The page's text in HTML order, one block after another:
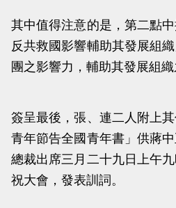
其中值得注意的是，第二點
反共救國影響輔助其發展組
團之影響力，輔助其發展組織
簽呈最後，張、連二人附上
青年節告全國青年書」供蔣
總裁出席三月二十九日上午
祝大會，發表訓詞。